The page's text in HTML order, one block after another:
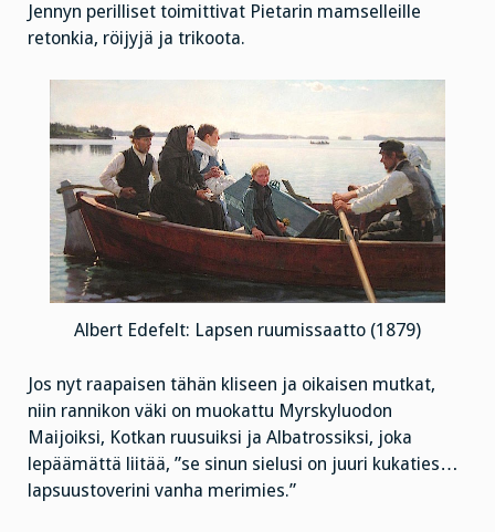
Jennyn perilliset toimittivat Pietarin mamselleille
retonkia, röijyjä ja trikoota.
Albert Edefelt: Lapsen ruumissaatto (1879)
Jos nyt raapaisen tähän kliseen ja oikaisen mutkat,
niin rannikon väki on muokattu Myrskyluodon
Maijoiksi, Kotkan ruusuiksi ja Albatrossiksi, joka
lepäämättä liitää, ”se sinun sielusi on juuri kukaties…
lapsuustoverini vanha merimies.”